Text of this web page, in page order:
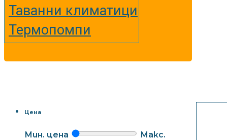
Таванни климатици
Термопомпи
Цена
Мин. цена
Макс.